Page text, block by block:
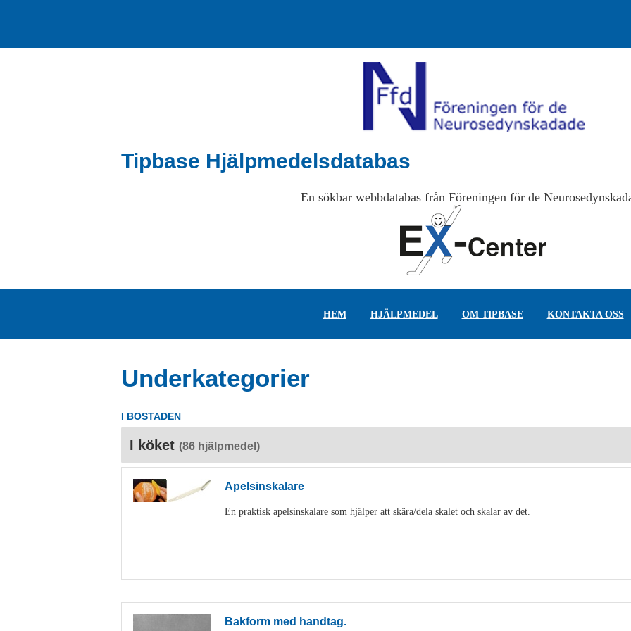
Tipbase Hjälpmedelsdatabas
En sökbar webbdatabas från Föreningen för de
HEM HJÄLPMEDEL OM TIPBASE KONTAKTA OSS
Underkategorier
I BOSTADEN
I köket (86 hjälpmedel)
Apelsinskalare
En praktisk apelsinskalare som hjälper att skära/dela skalet och skalar av det.
Bakform med handtag.